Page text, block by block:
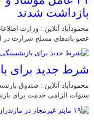
بازداشت شدند
عضو باند‌های مسلح شرارت در
شرط جدید برای
محمودآباد آنلاین : صندوق
سنوات الزامی خدمت برای